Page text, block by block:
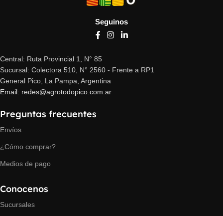
Seguinos
Central: Ruta Provincial 1, N° 85
Sucursal: Colectora 510, N° 2560 - Frente a RP1
General Pico, La Pampa, Argentina
Email: redes@agrotodopico.com.ar
Preguntas frecuentes
Envíos
¿Cómo comprar?
Medios de pago
Conocenos
Sucursales